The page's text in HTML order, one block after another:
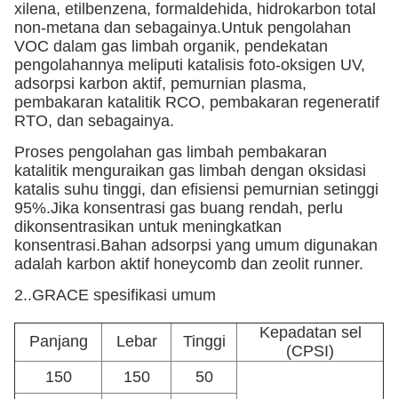
xilena, etilbenzena, formaldehida, hidrokarbon total
non-metana dan sebagainya.Untuk pengolahan
VOC dalam gas limbah organik, pendekatan
pengolahannya meliputi katalisis foto-oksigen UV,
adsorpsi karbon aktif, pemurnian plasma,
pembakaran katalitik RCO, pembakaran regeneratif
RTO, dan sebagainya.
Proses pengolahan gas limbah pembakaran
katalitik menguraikan gas limbah dengan oksidasi
katalis suhu tinggi, dan efisiensi pemurnian setinggi
95%.Jika konsentrasi gas buang rendah, perlu
dikonsentrasikan untuk meningkatkan
konsentrasi.Bahan adsorpsi yang umum digunakan
adalah karbon aktif honeycomb dan zeolit ​​runner.
2..GRACE spesifikasi umum
Panjang Lebar Tinggi
Kepadatan sel
(CPSI)
150
150 50